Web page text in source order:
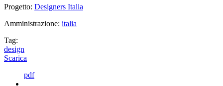
Progetto: Designers Italia
Amministrazione: italia
Tag:
design
Scarica
pdf